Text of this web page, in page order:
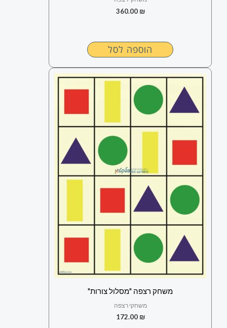
360.00 ₪
הוספה לסל
משחק רצפה "מסלול צורות"
משחקי רצפה
172.00 ₪